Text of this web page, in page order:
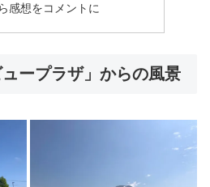
感想をコメントに
ープラザ」からの風景